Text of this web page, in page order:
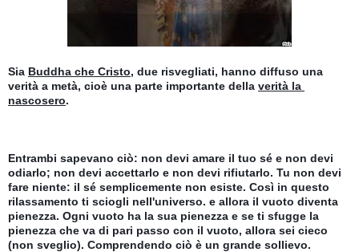
Sia Buddha che Cristo, due risvegliati, hanno diffuso una
verità a metà, cioè una parte importante della verità la
nascosero.
Entrambi sapevano ciò: non devi amare il tuo sé e non devi
odiarlo; non devi accettarlo e non devi rifiutarlo. Tu non devi
fare niente: il sé semplicemente non esiste. Così in questo
rilassamento ti sciogli nell'universo. e allora il vuoto diventa
pienezza. Ogni vuoto ha la sua pienezza e se ti sfugge la
pienezza che va di pari passo con il vuoto, allora sei cieco
(non sveglio). Comprendendo ciò è un grande sollievo.